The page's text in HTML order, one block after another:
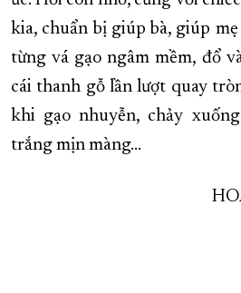
kia, chuẩn bị giúp bà, giúp
từng vá gạo ngâm mềm, đổ
cái thanh gỗ lần lượt quay
khi gạo nhuyễn, chảy
trắng mịn màng...